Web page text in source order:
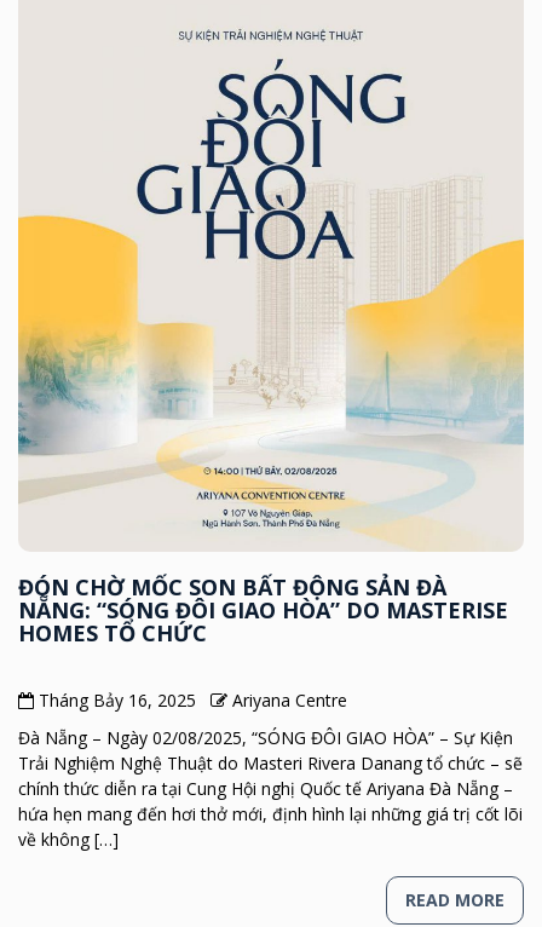
ĐÓN CHỜ MỐC SON BẤT ĐỘNG SẢN ĐÀ
NẴNG: “SÓNG ĐÔI GIAO HÒA” DO MASTERISE
HOMES TỔ CHỨC
Tháng Bảy 16, 2025
Ariyana Centre
Đà Nẵng – Ngày 02/08/2025, “SÓNG ĐÔI GIAO HÒA” – Sự Kiện
Trải Nghiệm Nghệ Thuật do Masteri Rivera Danang tổ chức – sẽ
chính thức diễn ra tại Cung Hội nghị Quốc tế Ariyana Đà Nẵng –
hứa hẹn mang đến hơi thở mới, định hình lại những giá trị cốt lõi
về không […]
READ MORE